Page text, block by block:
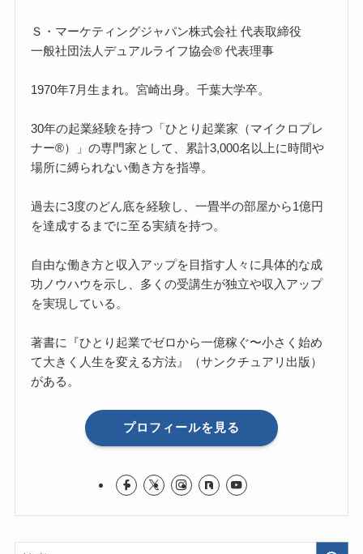
Ｓ・マーケティングジャパン株式会社 代表取締役
一般社団法人デュアルライフ協会® 代表理事
1970年7月生まれ。宮崎出身。千葉大学卒。
30年の起業経験を持つ「ひとり起業家（マイクロプレ
ナー®）」の専門家として、累計3,000名以上に時間や
場所に縛られない働き方を指導。
過去に3度のどん底を経験し、一畳半の部屋から1億円
を達成するまでに至る実績を持つ。
自由な働き方と収入アップを目指す人々に具体的な成
功ノウハウを示し、多くの受講生が独立や収入アップ
を実現している。
著書に『ひとり起業でゼロから一億稼ぐ〜小さく始め
て大きく人生を変える方法』（サンクチュアリ出版）
がある。
プロフィールを見る